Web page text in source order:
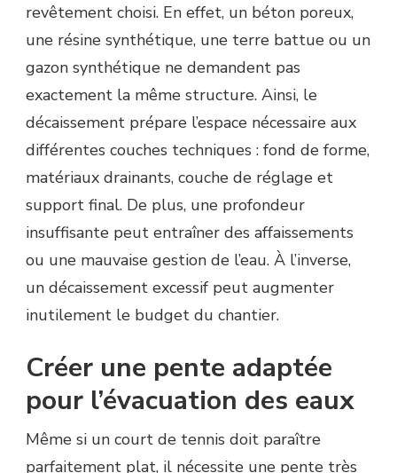
revêtement choisi. En effet, un béton poreux,
une résine synthétique, une terre battue ou un
gazon synthétique ne demandent pas
exactement la même structure. Ainsi, le
décaissement prépare l’espace nécessaire aux
différentes couches techniques : fond de forme,
matériaux drainants, couche de réglage et
support final. De plus, une profondeur
insuffisante peut entraîner des affaissements
ou une mauvaise gestion de l’eau. À l’inverse,
un décaissement excessif peut augmenter
inutilement le budget du chantier.
Créer une pente adaptée
pour l’évacuation des eaux
Même si un court de tennis doit paraître
parfaitement plat, il nécessite une pente très